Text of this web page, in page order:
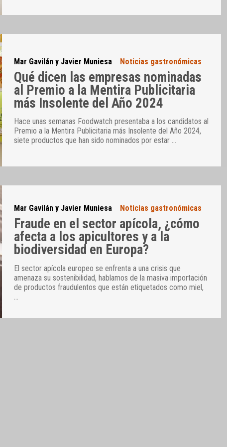
Mar Gavilán y Javier Muniesa Noticias gastronómicas
Qué dicen las empresas nominadas
al Premio a la Mentira Publicitaria
más Insolente del Año 2024
Hace unas semanas Foodwatch presentaba a los candidatos al
Premio a la Mentira Publicitaria más Insolente del Año 2024,
siete productos que han sido nominados por estar …
Mar Gavilán y Javier Muniesa Noticias gastronómicas
Fraude en el sector apícola, ¿cómo
afecta a los apicultores y a la
biodiversidad en Europa?
El sector apícola europeo se enfrenta a una crisis que
amenaza su sostenibilidad, hablamos de la masiva importación
de productos fraudulentos que están etiquetados como miel,
…